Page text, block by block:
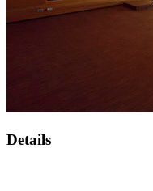
Details